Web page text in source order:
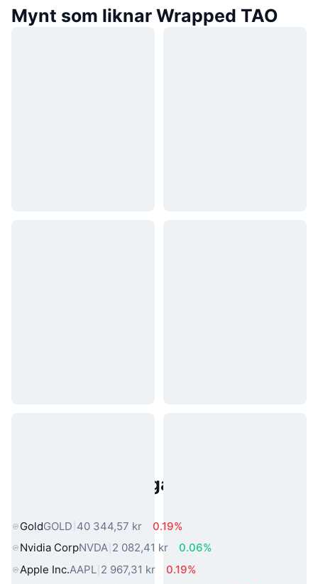
Mynt som liknar Wrapped TAO
Populära tillgångar från den
GoldGOLD 40 344,57 kr
0.19%
Nvidia CorpNVDA 2 082,41 kr
0.06%
Apple Inc.AAPL 2 967,31 kr
0.19%